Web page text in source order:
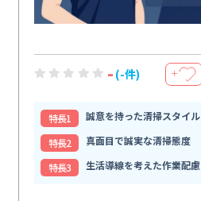
- (-件) ＋
特⻑1
誠意を持った清掃スタイル
特⻑2
真面目で誠実な清掃態度
特⻑3
生活導線を考えた作業配慮